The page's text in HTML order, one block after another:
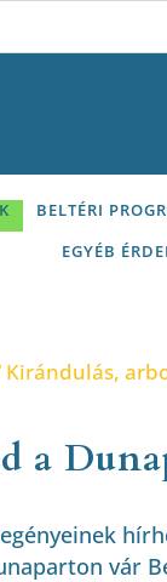
BELTÉRI
EGYÉB
Kirándulás,
a
vár